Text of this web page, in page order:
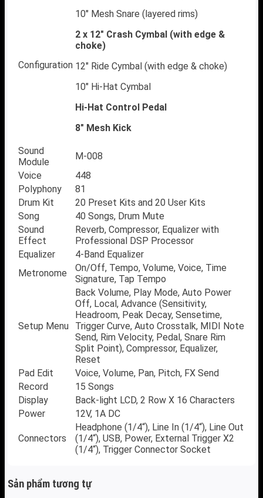
Configuration
10″ Mesh Snare (layered rims)
2 x 12″ Crash Cymbal (with edge &
choke)
12″ Ride Cymbal (with edge & choke)
10″ Hi-Hat Cymbal
Hi-Hat Control Pedal
8″ Mesh Kick
Sound
Module
M-008
Voice
448
Polyphony
81
Drum Kit
20 Preset Kits and 20 User Kits
Song
40 Songs, Drum Mute
Sound
Effect
Reverb, Compressor, Equalizer with
Professional DSP Processor
Equalizer
4-Band Equalizer
Metronome
On/Off, Tempo, Volume, Voice, Time
Signature, Tap Tempo
Setup Menu
Back Volume, Play Mode, Auto Power
Off, Local, Advance (Sensitivity,
Headroom, Peak Decay, Sensetime,
Trigger Curve, Auto Crosstalk, MIDI Note
Send, Rim Velocity, Pedal, Snare Rim
Split Point), Compressor, Equalizer,
Reset
Pad Edit
Voice, Volume, Pan, Pitch, FX Send
Record
15 Songs
Display
Back-light LCD, 2 Row X 16 Characters
Power
12V, 1A DC
Connectors
Headphone (1/4“), Line In (1/4“), Line Out
(1/4“), USB, Power, External Trigger X2
(1/4“), Trigger Connector Socket
Sản phẩm tương tự